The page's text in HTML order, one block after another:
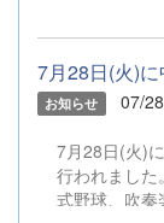
お知らせ 07/28
7月28日(火)
行われました
式野球、吹奏